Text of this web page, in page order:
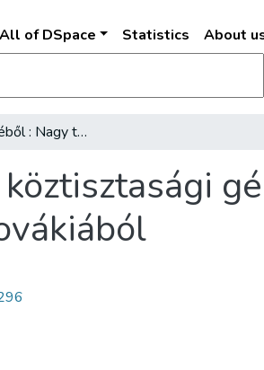
All of DSpace Statistics About
A főváros életéből : Nagy teljesítményű köztisztasági gépeket vásárolunk a Szovjetunióból és Csehszlovákiából